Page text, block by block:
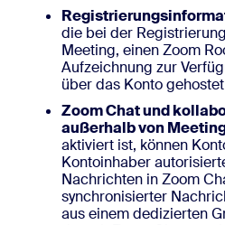
die bei der
Meeting, einen Zoom
Aufzeichnung zur
über das Konto
Zoom Chat und
außerhalb von
aktiviert ist, können
Kontoinhaber
Nachrichten in Zoom
synchronisierter
aus einem dedizierten